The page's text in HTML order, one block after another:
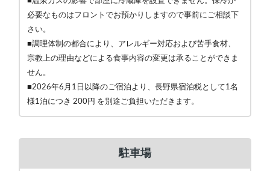
必要なものはフロントでお預かりしますので事前にご相談下
さい。
■調理体制の都合により、アレルギー対応および苦手食材、
宗教上の理由などによる食事内容の変更は承ることができま
せん。
■2026年6月1日以降のご宿泊より、長野県宿泊税として1名
様1泊につき 200円 を別途ご負担いただきます。
駐車場